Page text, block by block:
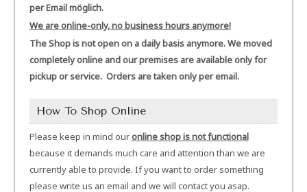
per Email möglich.
We are online-only, no business hours anymore!
The Shop is not open on a daily basis anymore. We moved
completely online and our premises are available only for
pickup or service. Orders are taken only per email.
How To Shop Online
Please keep in mind ouronline shop is not functional
because it demands much care and attention than we are
currently able to provide. If you want to order something
please write us an email and we will contact you asap.